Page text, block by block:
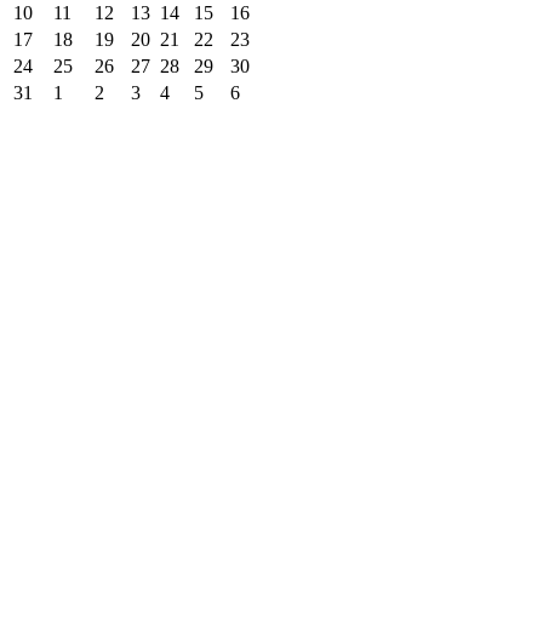
10
11 12 13 14 15
16
17
18 19 20 21 22
23
24
25 26 27 28 29
30
31
1 2 3 4 5 6